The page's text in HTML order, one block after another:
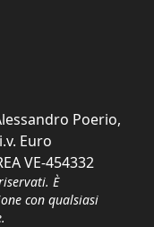
Poerio,
Euro
VE-454332
È
con qualsiasi